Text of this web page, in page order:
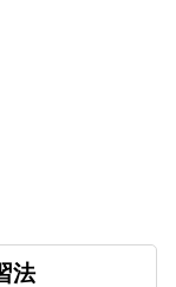
法